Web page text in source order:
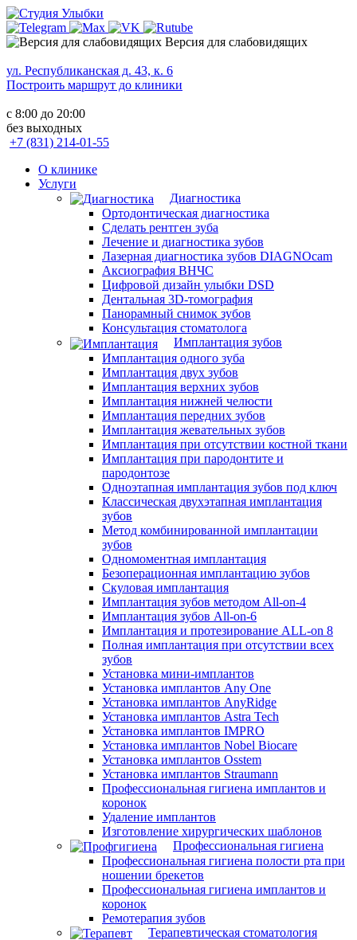
Версия для слабовидящих
ул. Республиканская д. 43, к. 6
Построить маршрут до клиники
с 8:00 до 20:00
без выходных
+7 (831) 214-01-55
О клинике
Услуги
Диагностика
Ортодонтическая диагностика
Сделать рентген зуба
Лечение и диагностика зубов
Лазерная диагностика зубов DIAGNOcam
Аксиография ВНЧС
Цифровой дизайн улыбки DSD
Дентальная 3D-томография
Панорамный снимок зубов
Консультация стоматолога
Имплантация зубов
Имплантация одного зуба
Имплантация двух зубов
Имплантация верхних зубов
Имплантация нижней челюсти
Имплантация передних зубов
Имплантация жевательных зубов
Имплантация при отсутствии костной ткани
Имплантация при пародонтите и
пародонтозе
Одноэтапная имплантация зубов под ключ
Классическая двухэтапная имплантация
зубов
Метод комбинированной имплантации
зубов
Одномоментная имплантация
Безоперационная имплантацию зубов
Скуловая имплантация
Имплантация зубов методом All-on-4
Имплантация зубов All-on-6
Имплантация и протезирование ALL-on 8
Полная имплантация при отсутствии всех
зубов
Установка мини-имплантов
Установка имплантов Any One
Установка имплантов AnyRidge
Установка имплантов Astra Tech
Установка имплантов IMPRO
Установка имплантов Nobel Biocare
Установка имплантов Osstem
Установка имплантов Straumann
Профессиональная гигиена имплантов и
коронок
Удаление имплантов
Изготовление хирургических шаблонов
Профессиональная гигиена
Профессиональная гигиена полости рта при
ношении брекетов
Профессиональная гигиена имплантов и
коронок
Ремотерапия зубов
Терапевтическая стоматология